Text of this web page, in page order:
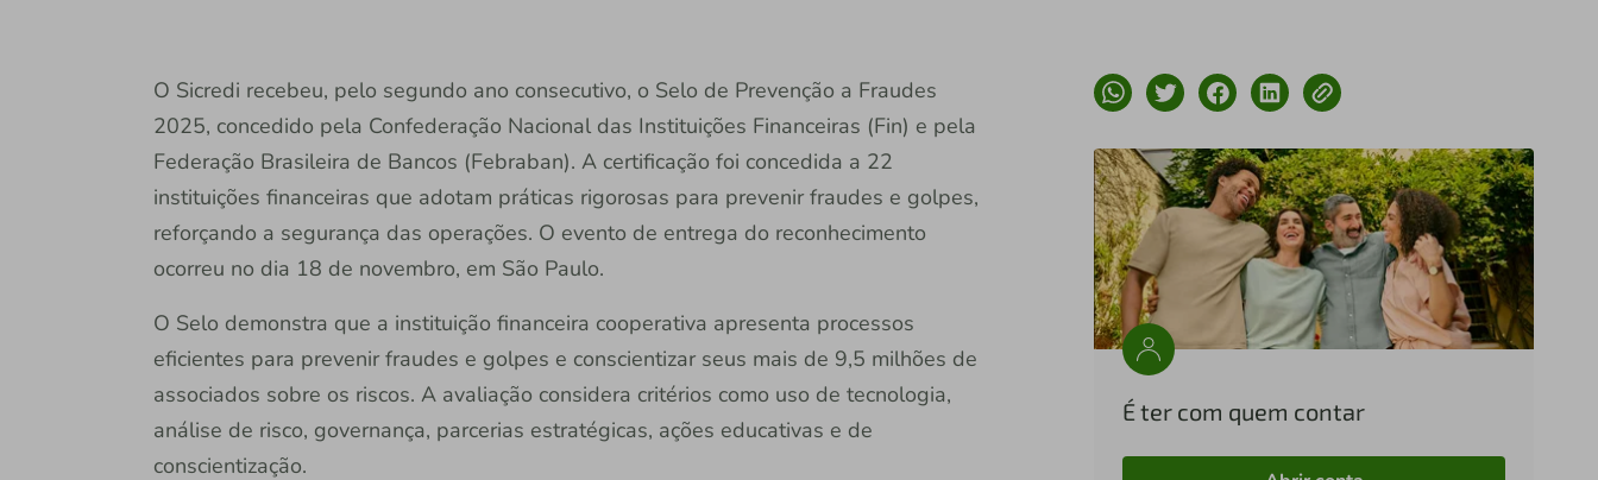
O Sicredi recebeu, pelo segundo ano consecutivo, o Selo de Prevenção a Fraudes
2025, concedido pela Confederação Nacional das Instituições Financeiras (Fin) e pela
Federação Brasileira de Bancos (Febraban). A certificação foi concedida a 22
instituições financeiras que adotam práticas rigorosas para prevenir fraudes e golpes,
reforçando a segurança das operações. O evento de entrega do reconhecimento
ocorreu no dia 18 de novembro, em São Paulo.
O Selo demonstra que a instituição financeira cooperativa apresenta processos
eficientes para prevenir fraudes e golpes e conscientizar seus mais de 9,5 milhões de
associados sobre os riscos. A avaliação considera critérios como uso de tecnologia,
análise de risco, governança, parcerias estratégicas, ações educativas e de
conscientização.
É ter com quem contar